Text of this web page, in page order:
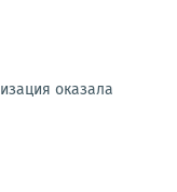
оказала